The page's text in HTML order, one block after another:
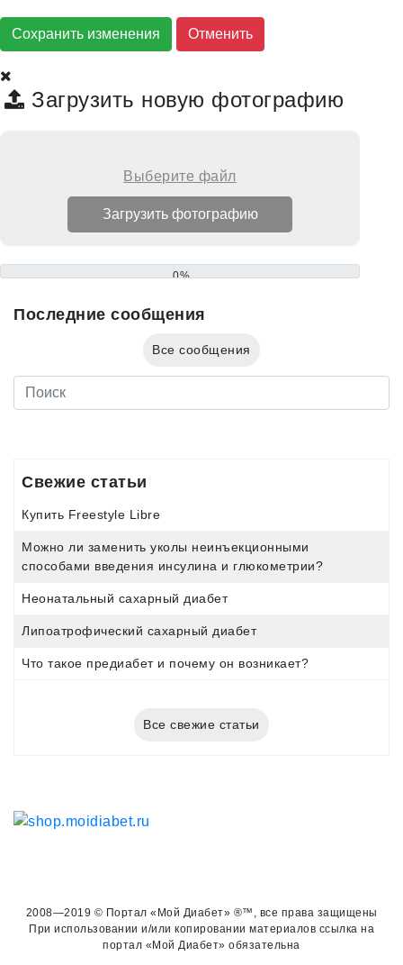
Сохранить изменения
Загрузить новую фотографию
Выберите файл
0%
Последние сообщения
Все сообщения
Свежие статьи
Купить Freestyle Libre
Можно ли заменить уколы неинъекционными
способами введения инсулина и глюкометрии?
Неонатальный сахарный диабет
Липоатрофический сахарный диабет
Что такое предиабет и почему он возникает?
Все свежие статьи
2008—2019 © Портал «Мой Диабет» ®™, все права защищены
При использовании и/или копировании материалов ссылка на
портал «Мой Диабет» обязательна